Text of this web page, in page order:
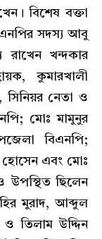
বিশেষ বক্তা
সদস্য আবু
রাখেন খন্দকার
কুমারখালী
নেতা ও
মোঃ মামুনুর
বিএনপি;
এবং মোঃ
উপস্থিত ছিলেন
মুরাদ, আব্দুল
তিলাম উদ্দিন